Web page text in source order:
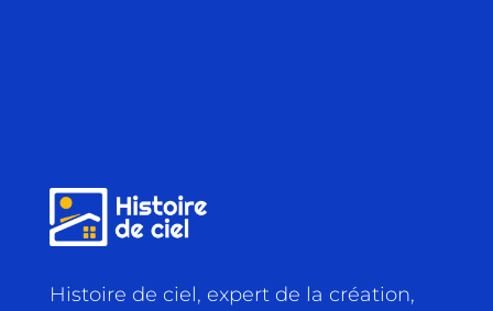
Histoire de ciel, expert de la création,